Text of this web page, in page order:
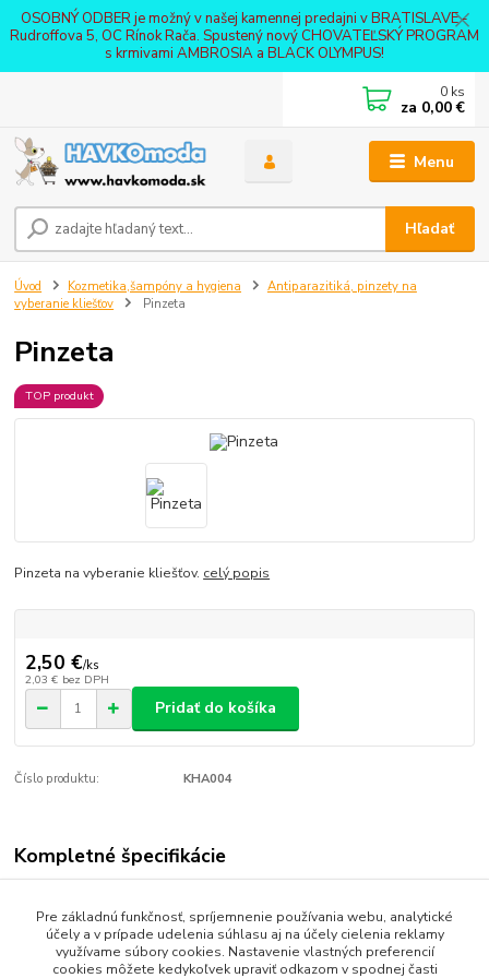
OSOBNÝ ODBER je možný v našej kamennej predajni v BRATISLAVE -
Rudroffova 5, OC Rínok Rača. Spustený nový CHOVATEĽSKÝ PROGRAM
s krmivami AMBROSIA a BLACK OLYMPUS!
Menu
Hľadať
0 ks
za 0,00 €
Úvod Kozmetika,šampóny a hygiena
Antiparazitiká, pinzety na
vyberanie kliešťov
Pinzeta
Pinzeta
TOP produkt
Pinzeta na vyberanie kliešťov. celý popis
2,50 €/ks
2,03 € bez DPH
Pridať do košíka
Číslo produktu: KHA004
Kompletné špecifikácie
Pre základnú funkčnosť, spríjemnenie používania webu, analytické
účely a v prípade udelenia súhlasu aj na účely cielenia reklamy
využívame súbory cookies. Nastavenie vlastných preferencií
cookies môžete kedykoľvek upraviť odkazom v spodnej časti